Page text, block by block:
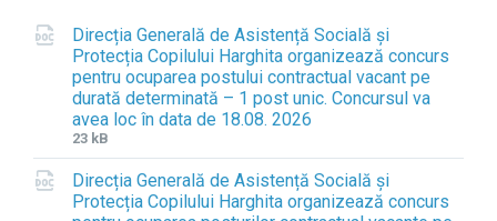
Direcția Generală de Asistență Socială și
Protecția Copilului Harghita organizează concurs
pentru ocuparea postului contractual vacant pe
durată determinată – 1 post unic. Concursul va
avea loc în data de 18.08. 2026
F
i
l
e
F
i
l
e
23 kB
Direcția Generală de Asistență Socială și
Protecția Copilului Harghita organizează concurs